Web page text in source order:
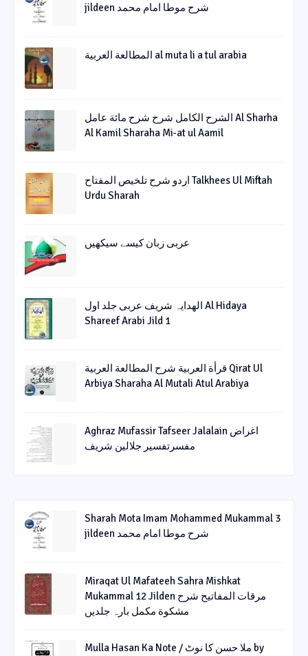
jildeen شرح موطا امام محمد
المطالعة العربية al muta li a tul arabia
الشرح الکامل شرح شرح مائة عامل Al Sharha
Al Kamil Sharaha Mi-at ul Aamil
اردو شرح تلخیص المفتاح Talkhees Ul Miftah
Urdu Sharah
عربی زبان کیسے سیکھیں
الھدایہ شریف عربی جلد اول Al Hidaya
Shareef Arabi Jild 1
قرأة العربیة شرح المطالعة العربیة Qirat Ul
Arbiya Sharaha Al Mutali Atul Arabiya
Aghraz Mufassir Tafseer Jalalain اغراض
مفسرتفسیر جلالین شریف
Sharah Mota Imam Mohammed Mukammal 3
jildeen شرح موطا امام محمد
Miraqat Ul Mafateeh Sahra Mishkat
Mukammal 12 Jilden مرقات المفاتیح شرح
مشکوة مکمل بارہ جلدیں
Mulla Hasan Ka Note / ملا حسن کا نوٹ by